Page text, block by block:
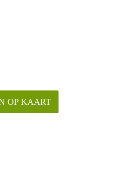
OP KAART